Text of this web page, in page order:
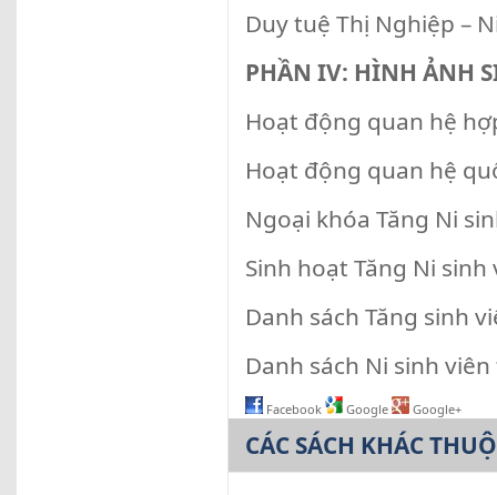
Duy tuệ Thị Nghiệp –
PHẦN IV: HÌNH ẢNH
Hoạt động quan hệ
Hoạt động quan hệ
Ngoại khóa Tăng Ni
Sinh hoạt Tăng Ni
Danh sách Tăng sinh
Danh sách Ni sinh
Facebook Google Google+
CÁC SÁCH KHÁC